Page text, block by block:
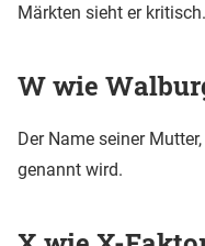
Märkten sieht er kritisch.
W wie
Der Name seiner
genannt wird.